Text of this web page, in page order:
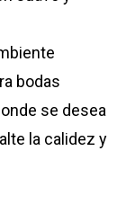
bodas
se desea
la calidez y